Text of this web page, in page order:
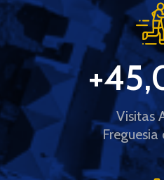
Visitas
+